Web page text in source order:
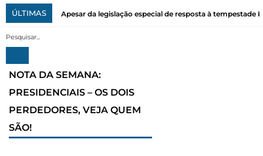
ÚLTIMAS Apesar da legislação especial de resposta à tempestade
NOTA DA SEMANA:
PRESIDENCIAIS – OS DOIS
PERDEDORES, VEJA QUEM
SÃO!